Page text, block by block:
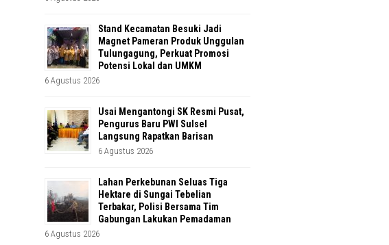
Stand Kecamatan Besuki Jadi
Magnet Pameran Produk Unggulan
Tulungagung, Perkuat Promosi
Potensi Lokal dan UMKM
6 Agustus 2026
Usai Mengantongi SK Resmi Pusat,
Pengurus Baru PWI Sulsel
Langsung Rapatkan Barisan
6 Agustus 2026
Lahan Perkebunan Seluas Tiga
Hektare di Sungai Tebelian
Terbakar, Polisi Bersama Tim
Gabungan Lakukan Pemadaman
6 Agustus 2026